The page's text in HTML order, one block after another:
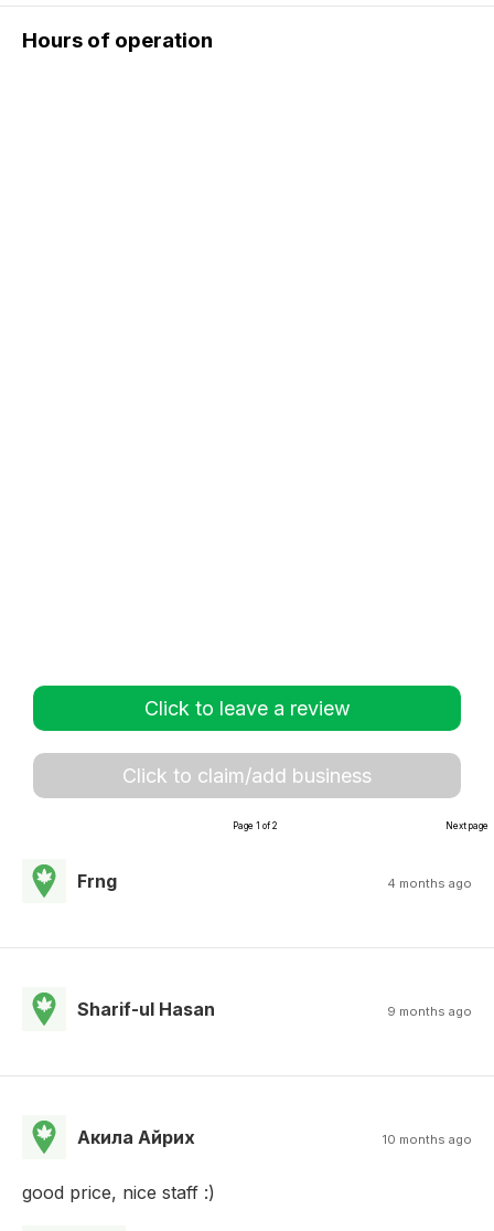
Hours of operation
Click to leave a review
Click to claim/add business
Page 1 of 2 Next page
Frng 4 months ago
Sharif-ul Hasan 9 months ago
Акила Айрих 10 months ago
good price, nice staff :)